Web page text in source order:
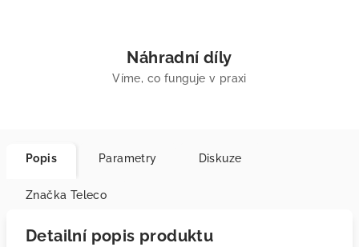
Náhradní díly
Víme, co funguje v praxi
Popis Parametry Diskuze
Značka Teleco
Detailní popis produktu